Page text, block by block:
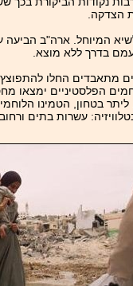
הצדקה.
המיוחל. ארה"ב
בדרך ללא מוצא.
מתאבדים החלו
הפלסטיניים ימצאו
בטחון, הטמינו
עשרות בתים